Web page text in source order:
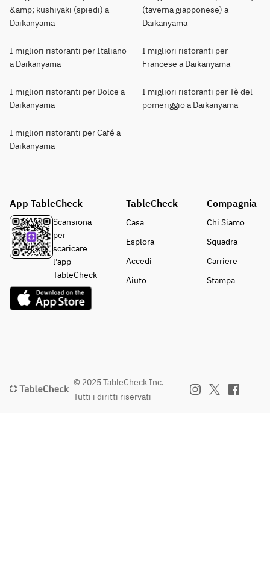
&amp; kushiyaki (spiedi) a
Daikanyama
(taverna giapponese) a
Daikanyama
I migliori ristoranti per Italiano
a Daikanyama
I migliori ristoranti per
Francese a Daikanyama
I migliori ristoranti per Dolce a
Daikanyama
I migliori ristoranti per Tè del
pomeriggio a Daikanyama
I migliori ristoranti per Café a
Daikanyama
App TableCheck
Scansiona
per
scaricare
l'app
TableCheck
TableCheck
Casa
Esplora
Accedi
Aiuto
Compagnia
Chi Siamo
Squadra
Carriere
Stampa
© 2025 TableCheck Inc.
Tutti i diritti riservati